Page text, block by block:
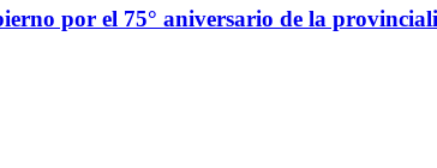
por el 75° aniversario de la